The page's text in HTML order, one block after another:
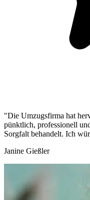
"Die Umzugsfirma hat
pünktlich, professionell
Sorgfalt behandelt. Ich
Janine Gießler